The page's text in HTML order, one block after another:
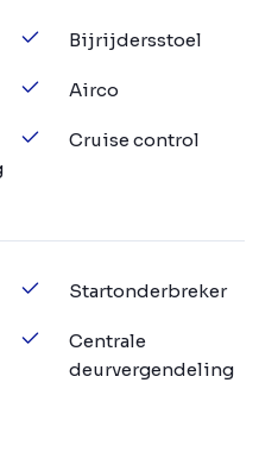
Bijrijdersstoel
Airco
Cruise control
Startonderbreker
Centrale
deurvergendeling